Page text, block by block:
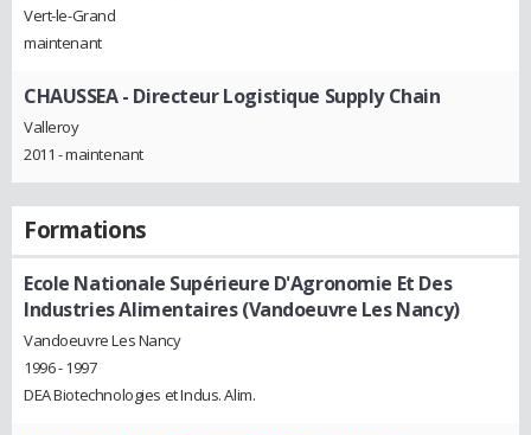
Vert-le-Grand
maintenant
CHAUSSEA- Directeur Logistique Supply Chain
Valleroy
2011 - maintenant
Formations
Ecole Nationale Supérieure D'Agronomie Et Des
Industries Alimentaires (Vandoeuvre Les Nancy)
Vandoeuvre Les Nancy
1996 - 1997
DEA Biotechnologies et Indus. Alim.